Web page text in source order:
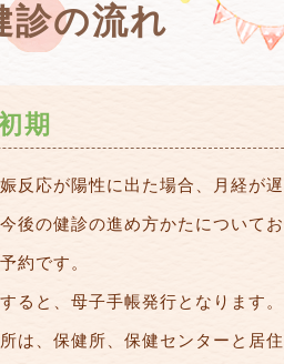
診の流れ
期
反応が陽性に出た場合、月経が
後の健診の進め方かたについて
約です。
ると、母子手帳発行となります。
所は、保健所、保健センターと居